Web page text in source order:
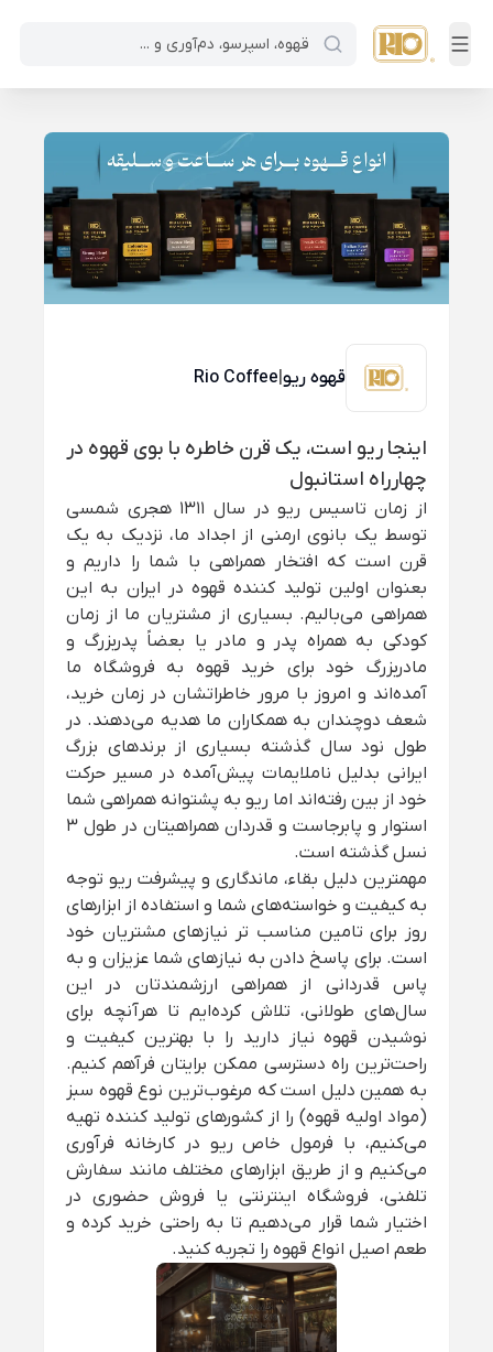
قهوه ریو Rio Coffee
اینجا ریو است، یک قرن خاطره با بوی قهوه در
چهارراه استانبول
از زمان تاسیس ریو در سال 1311 هجری شمسی
توسط یک بانوی ارمنی از اجداد ما، نزدیک به یک
قرن است که افتخار همراهی با شما را داریم و
بعنوان اولین تولید کننده قهوه در ایران به این
همراهی می‌بالیم. بسیاری از مشتریان ما از زمان
کودکی به همراه پدر و مادر یا بعضاً پدربزرگ و
مادربزرگ خود برای خرید قهوه به فروشگاه ما
آمده‌اند و امروز با مرور خاطراتشان در زمان خرید،
شعف دوچندان به همکاران ما هدیه می‌دهند. در
طول نود سال گذشته بسیاری از برندهای بزرگ
ایرانی بدلیل ناملایمات پیش‌آمده در مسیر حرکت
خود از بین رفته‌اند اما ریو به پشتوانه همراهی شما
استوار و پابرجاست و قدردان همراهیتان در طول 3
نسل گذشته است.
مهمترین دلیل بقاء، ماندگاری و پیشرفت ریو توجه
به کیفیت و خواسته‌های شما و استفاده از ابزارهای
روز برای تامین مناسب تر نیازهای مشتریان خود
است. برای پاسخ دادن به نیازهای شما عزیزان و به
پاس قدردانی از همراهی ارزشمندتان در این
سال‌های طولانی، تلاش کرده‌ایم تا هرآنچه برای
نوشیدن قهوه نیاز دارید را با بهترین کیفیت و
راحت‌ترین راه دسترسی ممکن برایتان فرآهم کنیم.
به همین دلیل است که مرغوب‌ترین نوع قهوه سبز
(مواد اولیه قهوه) را از کشورهای تولید کننده تهیه
می‌کنیم، با فرمول خاص ریو در کارخانه فرآوری
می‌کنیم و از طریق ابزارهای مختلف مانند سفارش
تلفنی، فروشگاه اینترنتی یا فروش حضوری در
اختیار شما قرار می‌دهیم تا به راحتی خرید کرده و
طعم اصیل انواع قهوه را تجربه کنید.